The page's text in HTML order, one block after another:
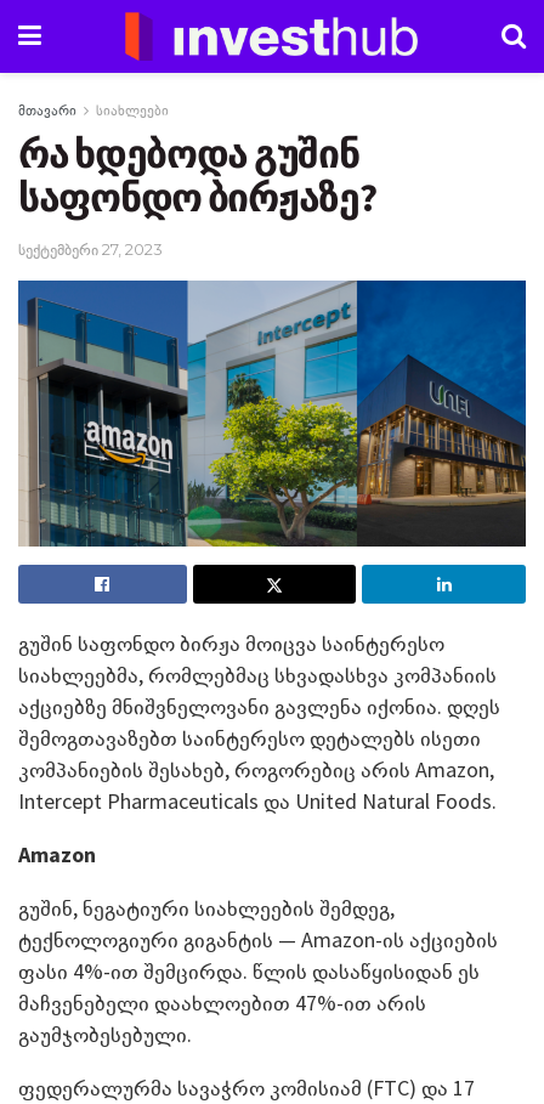
მთავარი სიახლეები
რა ხდებოდა გუშინ
საფონდო ბირჟაზე?
სექტემბერი 27, 2023
გუშინ საფონდო ბირჟა მოიცვა საინტერესო
სიახლეებმა, რომლებმაც სხვადასხვა კომპანიის
აქციებზე მნიშვნელოვანი გავლენა იქონია. დღეს
შემოგთავაზებთ საინტერესო დეტალებს ისეთი
კომპანიების შესახებ, როგორებიც არის Amazon,
Intercept Pharmaceuticals და United Natural Foods.
Amazon
გუშინ, ნეგატიური სიახლეების შემდეგ,
ტექნოლოგიური გიგანტის — Amazon-ის აქციების
ფასი 4%-ით შემცირდა. წლის დასაწყისიდან ეს
მაჩვენებელი დაახლოებით 47%-ით არის
გაუმჯობესებული.
ფედერალურმა სავაჭრო კომისიამ (FTC) და 17